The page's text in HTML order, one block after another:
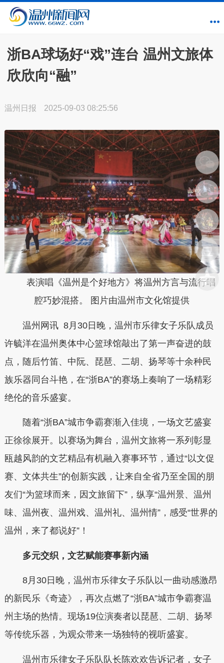
浙BA球场好“戏”连台 温州文旅体
欣欣向“融”
温州日报 2025-09-03 08:25:56
表演唱《温州是个好地方》将温州方言与流行唱
腔巧妙混搭。 图片由温州市文化馆提供
温州网讯 8月30日晚，温州市乐律女子乐队成员
许毓洋在温州奥体中心篮球馆敲出了第一声奋进的鼓
点，随后竹笛、中阮、琵琶、二胡、扬琴等十余种民
族乐器同台斗艳，在“浙BA”的赛场上奏响了一场精彩
绝伦的音乐盛宴。
随着“浙BA”城市争霸赛渐入佳境，一场文艺盛宴
正徐徐展开。以赛场为舞台，温州文旅将一系列彰显
瓯越风韵的文艺精品有机融入赛事环节，通过“以文促
赛、文体共生”的创新实践，让来自全省乃至全国的朋
友们“为篮球而来，因文旅留下”，纵享“温州景、温州
味、温州夜、温州戏、温州礼、温州情”，感受“世界的
温州，来了都说好”！
多元交织，文艺赋能赛事新内涵
8月30日晚，温州市乐律女子乐队以一曲动感激昂
的新民乐《奇迹》，再次点燃了“浙BA”城市争霸赛温
州主场的热情。现场19位演奏者以琵琶、二胡、扬琴
等传统乐器，为观众带来一场独特的视听盛宴。
温州市乐律女子乐队队长陈欢欢告诉记者，女子